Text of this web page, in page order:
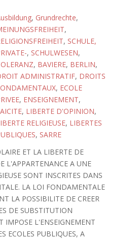
, Grundrechte,
,
, SCHULE,
, SCHULWESEN,
, BAVIERE, BERLIN,
ADMINISTRATIF, DROITS
, ECOLE
, ENSEIGNEMENT,
, LIBERTE D'OPINION,
RELIGIEUSE, LIBERTES
, SARRE
ET LA LIBERTE DE
L'APPARTENANCE A UNE
SONT INSCRITES DANS
LA LOI FONDAMENTALE
LA POSSIBILITE DE CREER
DE SUBSTITUTION
IMPOSE L'ENSEIGNEMENT
ECOLES PUBLIQUES, A